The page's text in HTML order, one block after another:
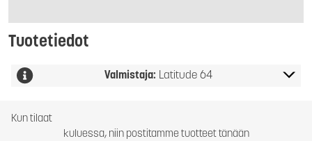
Tuotetiedot
Valmistaja: Latitude 64
Kun tilaat
kuluessa, niin postitamme tuotteet tänään